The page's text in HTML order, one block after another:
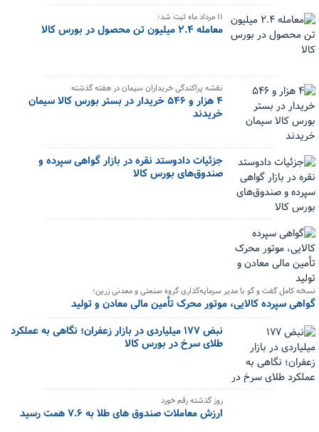
۱۱ مرداد ماه ثبت شد؛
معامله ۲.۴ میلیون تن محصول در بورس کالا
نقشه پراکندگی خریداران سیمان در هفته گذشته
۴ هزار و ۵۴۶ خریدار در بستر بورس کالا سیمان
خریدند
جزئیات دادوستد نقره در بازار گواهی سپرده و
صندوق‌های بورس کالا
نسخه کامل گفت و گو با مدیر سرمایه‌گذاری گروه صنعتی و معدنی زرین؛
گواهی سپرده کالایی، موتور محرک تأمین مالی معادن و تولید
نبض ۱۷۷ میلیاردی در بازار زعفران؛ نگاهی به عملکرد
طلای سرخ در بورس کالا
روز گذشته رقم خورد
ارزش معاملات صندوق های طلا به ۷.۶ همت رسید